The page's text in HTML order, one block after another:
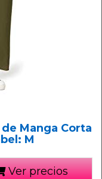
Manga Corta
M
Ver precios